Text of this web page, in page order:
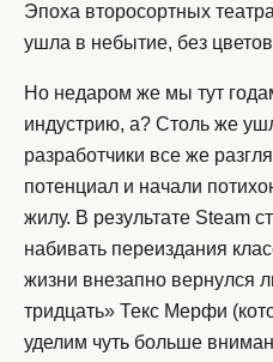
Эпоха второсортных
ушла в небытие, без
Но недаром же мы тут
индустрию, а? Столь же
разработчики все же
потенциал и начали
жилу. В результате Steam
набивать переиздания
жизни внезапно вернулся
тридцать» Текс Мерфи
уделим чуть больше